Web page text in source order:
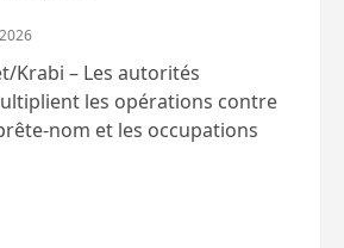
Krabi – Les autorités
les opérations contre
et les occupations